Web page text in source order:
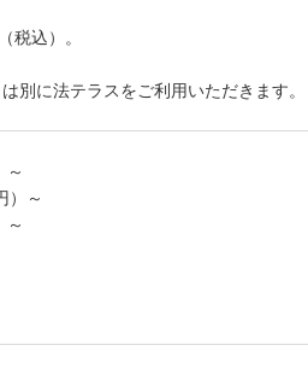
税込）。
別に法テラスをご利用いただきます。
～
）～
～